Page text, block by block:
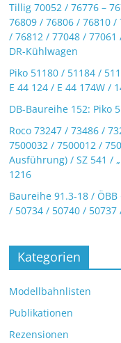
Tillig 70052 / 76776 –
76809 / 76806 / 76810 /
/ 76812 / 77048 / 77061
DR-Kühlwagen
Piko 51180 / 51184 /
E 44 124 / E 44 174W /
DB-Baureihe 152: Piko
Roco 73247 / 73486 /
7500032 / 7500012 /
Ausführung) / SZ 541 /
1216
Baureihe 91.3-18 / ÖBB
/ 50734 / 50740 /
Kategorien
Modellbahnlisten
Publikationen
Rezensionen